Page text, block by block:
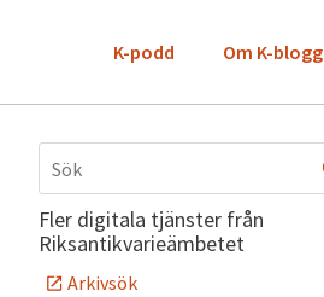
K-podd Om K-blogg
Fler digitala tjänster från
Riksantikvarieämbetet
Arkivsök